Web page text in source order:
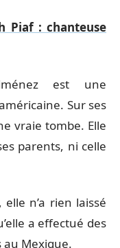
Piaf : chanteuse
est une
Sur ses
vraie tombe. Elle
parents, ni celle
n’a rien laissé
a effectué des
au Mexique.